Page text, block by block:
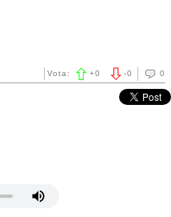
0
-0
Vota: +0